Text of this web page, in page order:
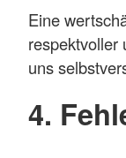
Eine
respektvoller
uns
4.